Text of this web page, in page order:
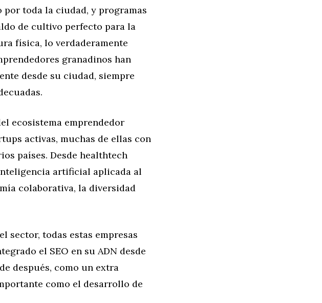
toda la ciudad, y programas
de cultivo perfecto para la
física, lo verdaderamente
granadinos han
desde su ciudad, siempre
ecosistema emprendedor
activas, muchas de ellas con
países. Desde healthtech
artificial aplicada al
colaborativa, la diversidad
sector, todas estas empresas
el SEO en su ADN desde
después, como un extra
como el desarrollo de